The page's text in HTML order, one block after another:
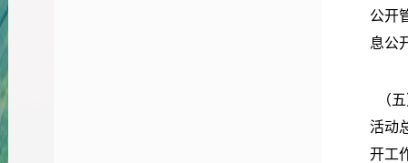
公开
息公
（
活动
开工